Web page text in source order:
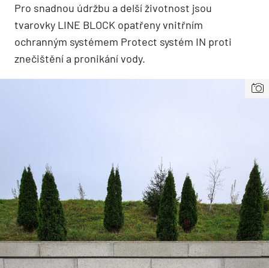
Pro snadnou údržbu a delší životnost jsou
tvarovky LINE BLOCK opatřeny vnitřním
ochranným systémem Protect systém IN proti
znečištění a pronikání vody.